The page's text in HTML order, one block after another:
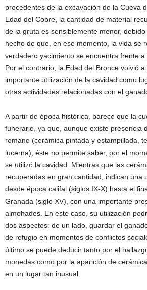
procedentes de la excavación de la Cueva
Edad del Cobre, la cantidad de material
de la gruta es sensiblemente menor,
hecho de que, en ese momento, la vida se
verdadero yacimiento se encuentra frente a
Por el contrario, la Edad del Bronce volvió a
importante utilización de la cavidad como
otras actividades relacionadas con el
A partir de época histórica, parece que la
funerario, ya que, aunque existe presencia
romano (cerámica pintada y estampillada,
lucerna), éste no permite saber, por el
se utilizó la cavidad. Mientras que las
recuperadas en gran cantidad, indican una
desde época califal (siglos IX-X) hasta el
Granada (siglo XV), con una importante
almohades. En este caso, su utilización
dos aspectos: de un lado, guardar el
de refugio en momentos de conflictos
último se puede deducir tanto por el
monedas como por la aparición de
en un lugar tan inusual.